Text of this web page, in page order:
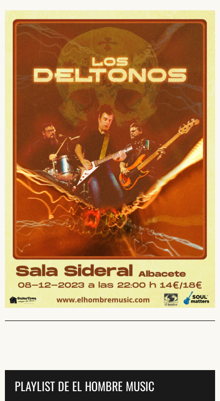
PLAYLIST DE EL HOMBRE MUSIC
SUSCRÍBETE A NUESTRO BOLETÍN
He leído y acepto la Política de Privacidady la
DARME DE ALTA